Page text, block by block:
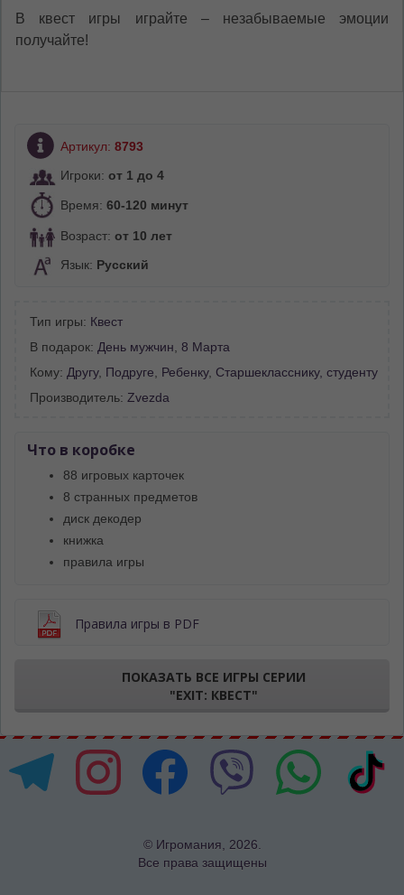
В квест игры играйте – незабываемые эмоции
получайте!
Артикул: 8793
Игроки: от 1 до 4
Время: 60-120 минут
Возраст: от 10 лет
Язык: Русский
Тип игры: Квест
В подарок: День мужчин, 8 Марта
Кому: Другу, Подруге, Ребенку, Старшекласснику, студенту
Производитель: Zvezda
Что в коробке
88 игровых карточек
8 странных предметов
диск декодер
книжка
правила игры
Правила игры в PDF
ПОКАЗАТЬ ВСЕ ИГРЫ СЕРИИ
"EXIT: КВЕСТ"
© Игромания, 2026.
Все права защищены